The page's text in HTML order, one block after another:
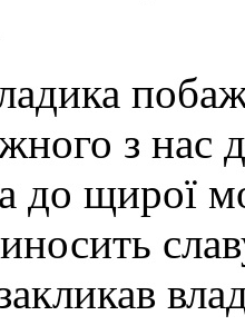
з
до щирої